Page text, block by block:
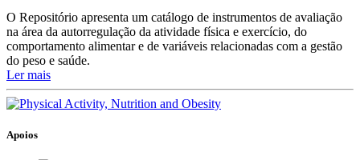
O Repositório apresenta um catálogo de instrumentos de avaliação
na área da autorregulação da atividade física e exercício, do
comportamento alimentar e de variáveis relacionadas com a gestão
do peso e saúde.
Ler mais
Apoios